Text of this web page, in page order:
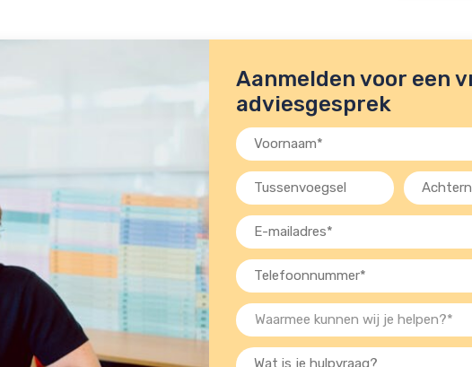
Aanmelden voor een
adviesgesprek
Voornaam
(Vereist)
Tussenvoegsel
(Vereist)
E-
mailadres
(Vereist)
Telefoon
(Vereist)
Waarmee
kunnen
wij
Wat